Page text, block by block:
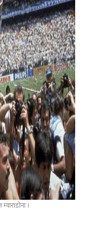
।